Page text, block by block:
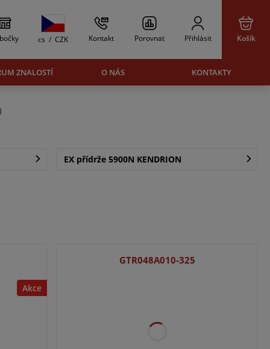
cs / CZK Kontakt Porovnat Přihlásit Košík
ZNALOSTÍ O NÁS KONTAKTY
EX přídrže 5900N KENDRION
Akce
GTR048A010-325